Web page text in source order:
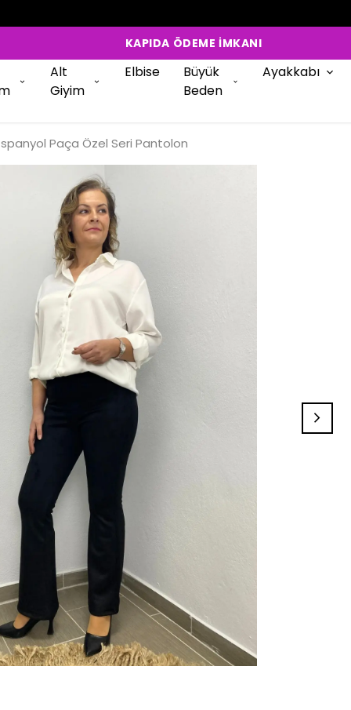
KAPIDA ÖDEME İMKANI
Alt
Giyim
Elbise
Büyük
Beden
Ayakkabı
Paça Özel Seri Pantolon